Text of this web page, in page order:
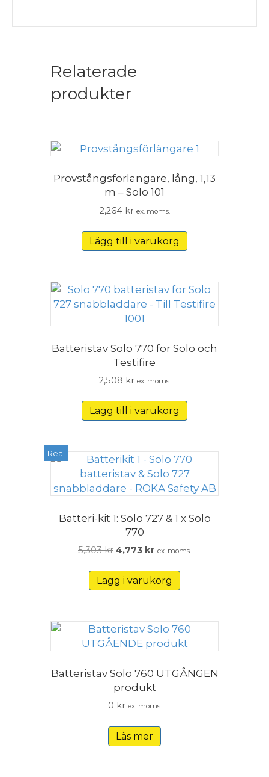
Relaterade
produkter
Provstångsförlängare, lång, 1,13
m – Solo 101
2,264 kr ex. moms.
Lägg till i varukorg
Batteristav Solo 770 för Solo och
Testifire
2,508 kr ex. moms.
Lägg till i varukorg
Rea!
Batteri-kit 1: Solo 727 & 1 x Solo
770
5,303kr Det
priset
var:
4,773 kr Det
priset
är:
ex. moms.
Lägg i varukorg
Batteristav Solo 760 UTGÅNGEN
produkt
0 kr ex. moms.
Läs mer